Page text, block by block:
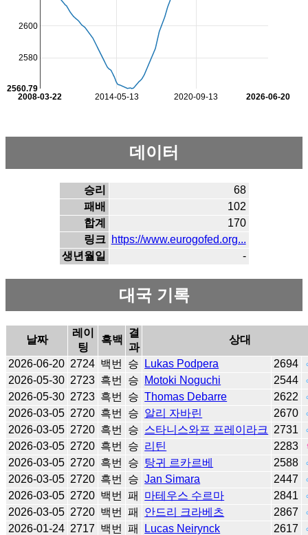
2014-05-13 2020-09-13
2008-03-22 2026-06-20
2580
2600
2560.79
데이터
승리
68
패배
102
합계
170
링크 https://www.eurogofed.org...
생년월일
-
대국 기록
날짜
레이
팅
흑백
결
과
상대
2026-06-20 2724 백번 승 Lukas Podpera 2694
2026-05-30 2723 흑번 승 Motoki Noguchi 2544
2026-05-30 2723 흑번 승 Thomas Debarre 2622
2026-03-05 2720 흑번 승 알리 자바린 2670
2026-03-05 2720 흑번 승 스타니스와프 프레이라크 2731
2026-03-05 2720 흑번 승 리틴 2283
2026-03-05 2720 흑번 승 탕귀 르카르베 2588
2026-03-05 2720 흑번 승 Jan Simara 2447
2026-03-05 2720 백번 패 마테우스 수르마 2841
2026-03-05 2720 백번 패 안드리 크라베츠 2867
2026-01-24 2717 백번 패 Lucas Neirynck 2617